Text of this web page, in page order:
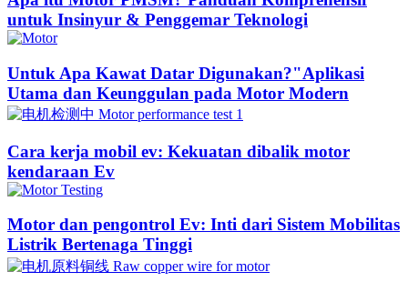
untuk Insinyur & Penggemar Teknologi
Untuk Apa Kawat Datar Digunakan?"Aplikasi
Utama dan Keunggulan pada Motor Modern
Cara kerja mobil ev: Kekuatan dibalik motor
kendaraan Ev
Motor dan pengontrol Ev: Inti dari Sistem Mobilitas
Listrik Bertenaga Tinggi